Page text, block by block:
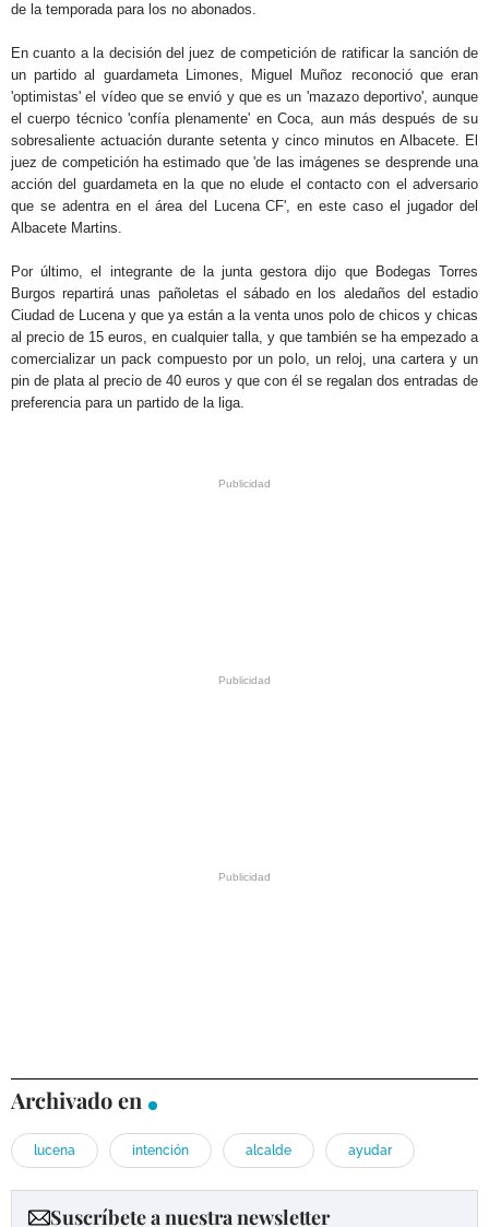
de la temporada para los no abonados.
En cuanto a la decisión del juez de competición de ratificar la sanción de
un partido al guardameta Limones, Miguel Muñoz reconoció que eran
'optimistas' el vídeo que se envió y que es un 'mazazo deportivo', aunque
el cuerpo técnico 'confía plenamente' en Coca, aun más después de su
sobresaliente actuación durante setenta y cinco minutos en Albacete. El
juez de competición ha estimado que 'de las imágenes se desprende una
acción del guardameta en la que no elude el contacto con el adversario
que se adentra en el área del Lucena CF', en este caso el jugador del
Albacete Martins.
Por último, el integrante de la junta gestora dijo que Bodegas Torres
Burgos repartirá unas pañoletas el sábado en los aledaños del estadio
Ciudad de Lucena y que ya están a la venta unos polo de chicos y chicas
al precio de 15 euros, en cualquier talla, y que también se ha empezado a
comercializar un pack compuesto por un polo, un reloj, una cartera y un
pin de plata al precio de 40 euros y que con él se regalan dos entradas de
preferencia para un partido de la liga.
Archivado en
lucena intención alcalde ayudar
Suscríbete a nuestra newsletter